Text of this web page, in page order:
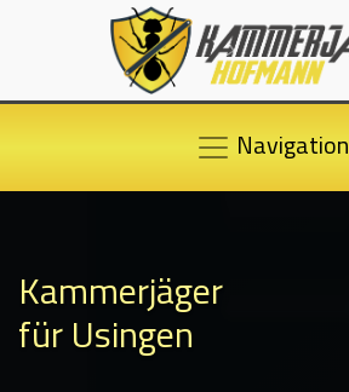
Navigation
Kammerjäger
für Usingen